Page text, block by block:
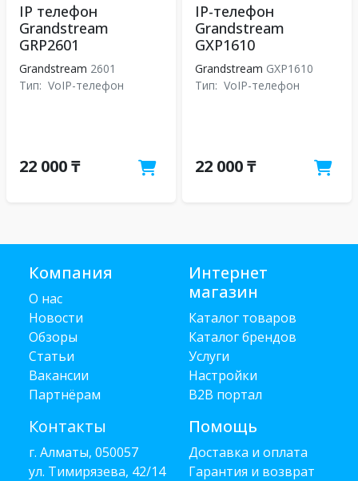
IP телефон
Grandstream
GRP2601
Grandstream 2601
Тип: VoIP-телефон
22 000 ₸
IP-телефон
Grandstream
GXP1610
Grandstream GXP1610
Тип: VoIP-телефон
22 000 ₸
Компания
О нас
Новости
Обзоры
Статьи
Вакансии
Партнёрам
Контакты
г. Алматы, 050057
ул. Тимирязева, 42/14
Интернет
магазин
Каталог товаров
Каталог брендов
Услуги
Настройки
B2B портал
Помощь
Доставка и оплата
Гарантия и возврат